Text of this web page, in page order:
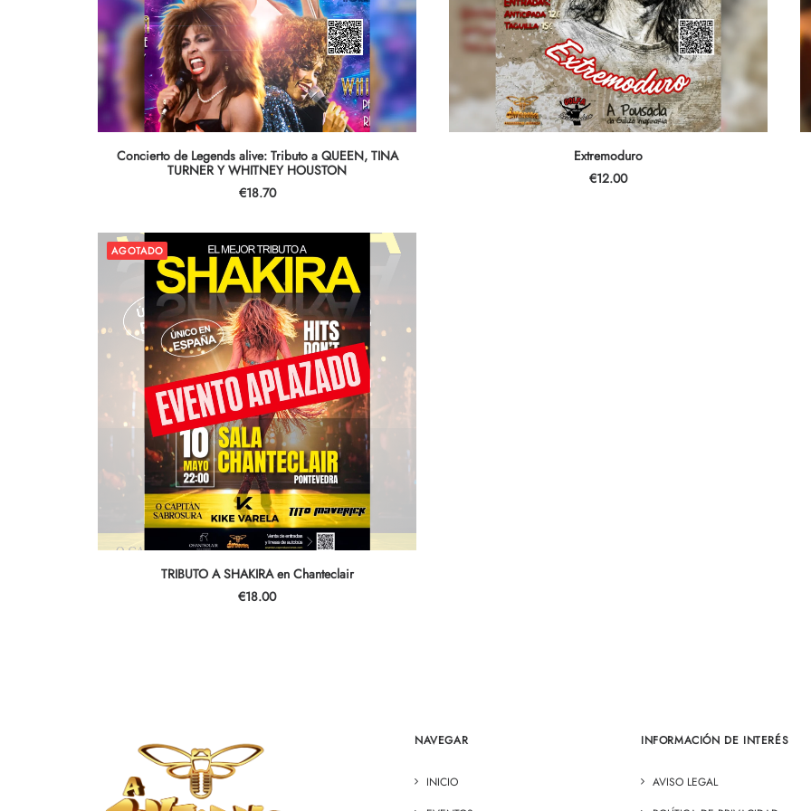
AÑADIR AL CARRITO
Concierto de Legends alive: Tributo a QUEEN, TINA
TURNER Y WHITNEY HOUSTON
€18.70
AÑADIR AL CARRITO
Extremoduro
€12.00
AGOTADO
LEER MÁS
TRIBUTO A SHAKIRA en Chanteclair
€18.00
NAVEGAR
INICIO
INFORMACIÓN DE INTERÉS
AVISO LEGAL